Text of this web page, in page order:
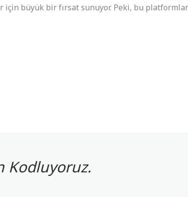
büyük bir fırsat sunuyor. Peki, bu
Kodluyoruz.